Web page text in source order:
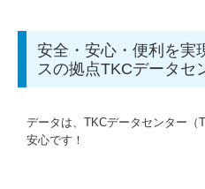
安全・安心・便利を実
スの拠点TKCデータセ
データは、TKCデータセンター（
安心です！